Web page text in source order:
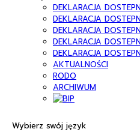
DEKLARACJA
DEKLARACJA
DEKLARACJA
DEKLARACJA
DEKLARACJA
AKTUALNOŚCI
RODO
ARCHIWUM
Wybierz swój język